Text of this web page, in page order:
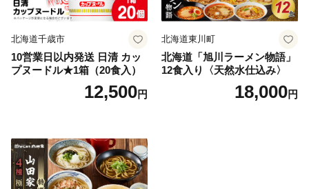
北海道千歳市
10営業日以内発送 日清 カッ
プヌードル★1箱（20食入）
12,500円
北海道東川町
北海道「旭川ラーメン物語」
12食入り〈天然水仕込み〉
18,000円